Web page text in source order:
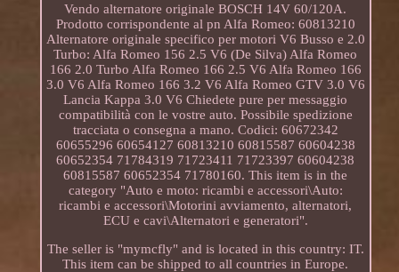
Vendo alternatore originale BOSCH 14V 60/120A.
Prodotto corrispondente al pn Alfa Romeo: 60813210
Alternatore originale specifico per motori V6 Busso e 2.0
Turbo: Alfa Romeo 156 2.5 V6 (De Silva) Alfa Romeo
166 2.0 Turbo Alfa Romeo 166 2.5 V6 Alfa Romeo 166
3.0 V6 Alfa Romeo 166 3.2 V6 Alfa Romeo GTV 3.0 V6
Lancia Kappa 3.0 V6 Chiedete pure per messaggio
compatibilità con le vostre auto. Possibile spedizione
tracciata o consegna a mano. Codici: 60672342
60655296 60654127 60813210 60815587 60604238
60652354 71784319 71723411 71723397 60604238
60815587 60652354 71780160. This item is in the
category "Auto e moto: ricambi e accessori\Auto:
ricambi e accessori\Motorini avviamento, alternatori,
ECU e cavi\Alternatori e generatori".
The seller is "mymcfly" and is located in this country: IT.
This item can be shipped to all countries in Europe.